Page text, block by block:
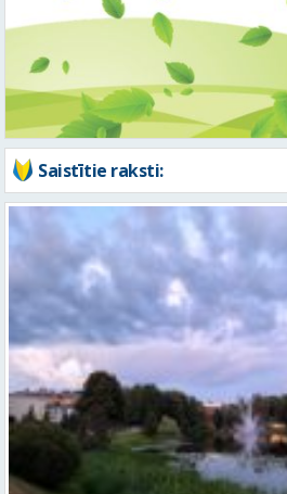
Saistītie raksti:
Gaidāma silta nakts